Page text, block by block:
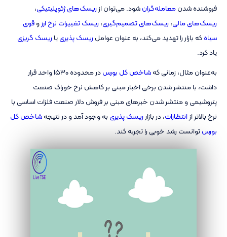
فروشنده شدنمعامله‌گرانشود. می‌توان ازریسک‌های ژئوپلیتیکی،
ریسک‌های مالی،ریسک‌های تصمیم‌گیری،ریسک تغییرات نرخ ارزوقوی
سیاهکه بازار را تهدید می‌کند، به عنوان عواملریسک پذیرییاریسک گریزی
یاد کرد.
به‌عنوان مثال، زمانی کهشاخص کل بورس
در محدوده 1530 واحد قرار
داشت، با منتشر شدن برخی اخبار مبنی بر کاهش نرخ خوراک صنعت
پتروشیمی و منتشر شدن خبرهای مبنی بر فروش دلار صنعت فلزات اساسی با
نرخ بالاتر ازانتظارات، در بازارریسک پذیری به وجود آمد و در نتیجهشاخص کل
بورستوانست رشد خوبی را تجربه کند.